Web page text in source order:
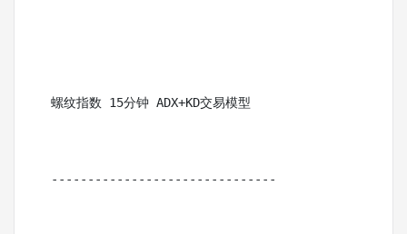
螺纹指数 15分钟 ADX+KD交易模型
-------------------------------